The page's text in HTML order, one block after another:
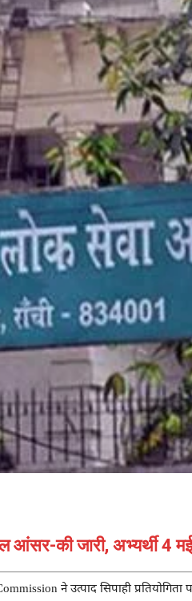
आंसर-की जारी, अभ्यर्थी
ने उत्पाद सिपाही